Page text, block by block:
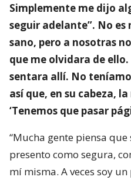
Simplemente me dijo
seguir adelante”. No
sano, pero a nosotras
que me olvidara de
sentara allí. No
así que, en su cabeza,
‘Tenemos que pasar
“Mucha gente piensa
presento como segura,
mí misma. A veces soy